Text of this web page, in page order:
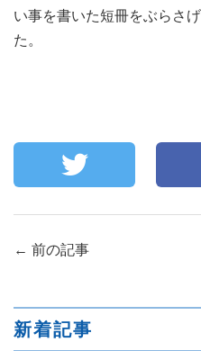
い事を書いた短冊をぶらさ
た。
← 前の記事
新着記事